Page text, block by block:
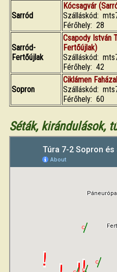
Sarród
Kócsagvár
Szálláskód:
Férőhely: 28
Sarród-
Fertőújlak
Csapody István
Fertőújlak)
Szálláskód:
Férőhely: 42
Sopron
Ciklámen
Szálláskód:
Férőhely: 60
Séták, kirándulások,